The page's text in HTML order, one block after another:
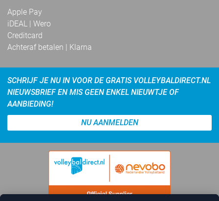
Apple Pay
iDEAL | Wero
Creditcard
Achteraf betalen | Klarna
SCHRIJF JE NU IN VOOR DE GRATIS VOLLEYBALDIRECT.NL
NIEUWSBRIEF EN MIS GEEN ENKEL NIEUWTJE OF
AANBIEDING!
NU AANMELDEN